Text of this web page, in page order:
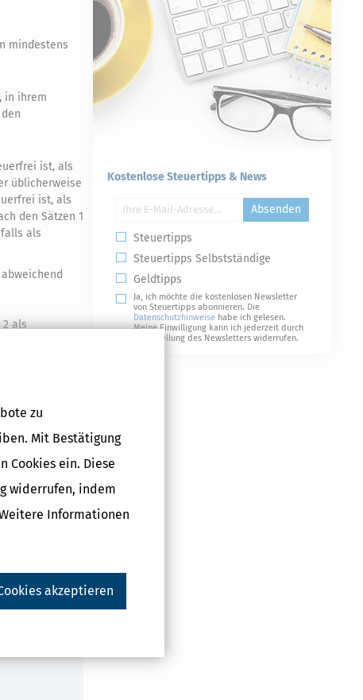
zu
Mit Bestätigung
Cookies ein. Diese
widerrufen, indem
Informationen
akzeptieren
mindestens
in ihrem
ist, als
üblicherweise
ist, als
den Sätzen 1
als
2 als
Anlagegold
Anlagegold,
liefert, ist
Druckversion
Kostenlose Steuertipps & News
Absenden
Steuertipps
Steuertipps Selbstständige
Geldtipps
Ja, ich möchte die kostenlosen Newsletter
von Steuertipps abonnieren. Die
Datenschutzhinweise habe ich gelesen.
Meine Einwilligung kann ich jederzeit durch
Abbestellung des Newsletters widerrufen.